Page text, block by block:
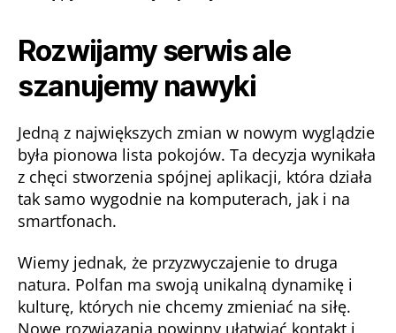
Rozwijamy serwis ale
szanujemy nawyki
Jedną z największych zmian w nowym wyglądzie
była pionowa lista pokojów. Ta decyzja wynikała
z chęci stworzenia spójnej aplikacji, która działa
tak samo wygodnie na komputerach, jak i na
smartfonach.
Wiemy jednak, że przyzwyczajenie to druga
natura. Polfan ma swoją unikalną dynamikę i
kulturę, których nie chcemy zmieniać na siłę.
Nowe rozwiązania powinny ułatwiać kontakt i